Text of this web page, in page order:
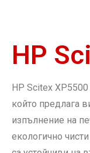
HP
HP Scitex
който предлага
изпълнение на
екологично